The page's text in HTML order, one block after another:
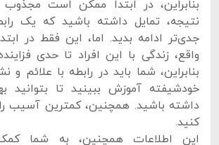
بنابراین، در ابتدا ممکن است
نتیجه، تمایل داشته باشید که یک
جدی‌تر ادامه بدید. اما، این فقط در
واقع، زندگی با این افراد تا حدی
بنابراین، شما باید در رابطه با علائم و
خودشیفته آموزش ببینید تا بتوانید
داشته باشید. همچنین، کمترین آسیب را
کنید.
این اطلاعات همچنین، به شما